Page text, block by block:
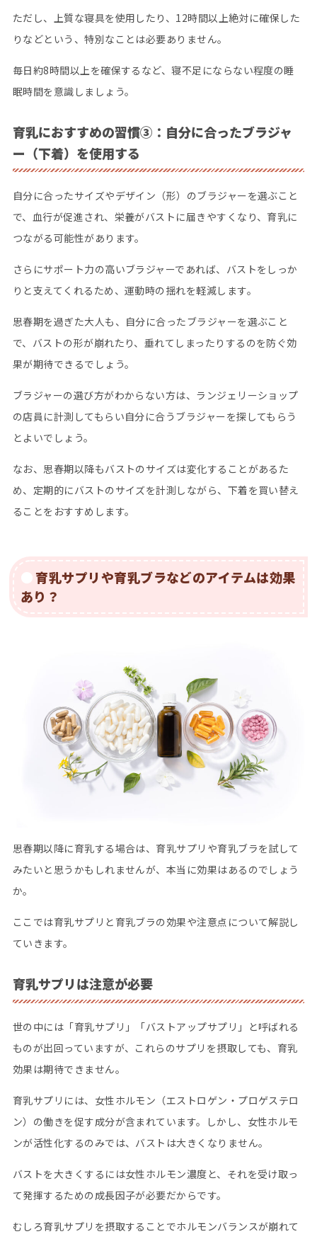
ただし、上質な寝具を使用したり、12時間以上絶対に確保した
りなどという、特別なことは必要ありません。
毎日約8時間以上を確保するなど、寝不足にならない程度の睡
眠時間を意識しましょう。
育乳におすすめの習慣③： 自分に合ったブラジャ
ー（下着）を使用する
自分に合ったサイズやデザイン（形）のブラジャーを選ぶこと
で、血行が促進され、栄養がバストに届きやすくなり、育乳に
つながる可能性があります。
さらにサポート力の高いブラジャーであれば、バストをしっか
りと支えてくれるため、運動時の揺れを軽減します。
思春期を過ぎた大人も、自分に合ったブラジャーを選ぶこと
で、バストの形が崩れたり、垂れてしまったりするのを防ぐ効
果が期待できるでしょう。
ブラジャーの選び方がわからない方は、ランジェリーショップ
の店員に計測してもらい自分に合うブラジャーを探してもらう
とよいでしょう。
なお、思春期以降もバストのサイズは変化することがあるた
め、定期的にバストのサイズを計測しながら、下着を買い替え
ることをおすすめします。
育乳サプリや育乳ブラなどのアイテムは効果
あり？
思春期以降に育乳する場合は、育乳サプリや育乳ブラを試して
みたいと思うかもしれませんが、本当に効果はあるのでしょう
か。
ここでは育乳サプリと育乳ブラの効果や注意点について解説し
ていきます。
育乳サプリは注意が必要
世の中には「育乳サプリ」「バストアップサプリ」と呼ばれる
ものが出回っていますが、これらのサプリを摂取しても、育乳
効果は期待できません。
育乳サプリには、女性ホルモン（エストロゲン・プロゲステロ
ン）の働きを促す成分が含まれています。しかし、女性ホルモ
ンが活性化するのみでは、バストは大きくなりません。
バストを大きくするには女性ホルモン濃度と、それを受け取っ
て発揮するための成長因子が必要だからです。
むしろ育乳サプリを摂取することでホルモンバランスが崩れて